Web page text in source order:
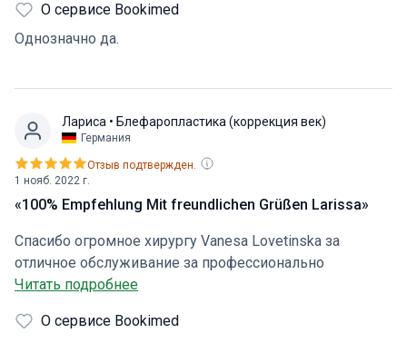
Очень переживала как пройдет общение, так как
плохо знаю чешский, но напрасно. Тут работают и
О сервисе Bookimed
Однозначно да.
Лариса • Блефаропластика (коррекция век)
Германия
1 нояб. 2022 г.
Отзыв подтвержден.
«100% Empfehlung Mit freundlichen Grüßen Larissa»
Спасибо огромное хирургу Vanesa Lovetinska за
отличное обслуживание за профессионально
сделанную операцию на верхних веках. Я очень
все прекрасно организовала и чётко всё сработано...
Читать подробнее
О сервисе Bookimed